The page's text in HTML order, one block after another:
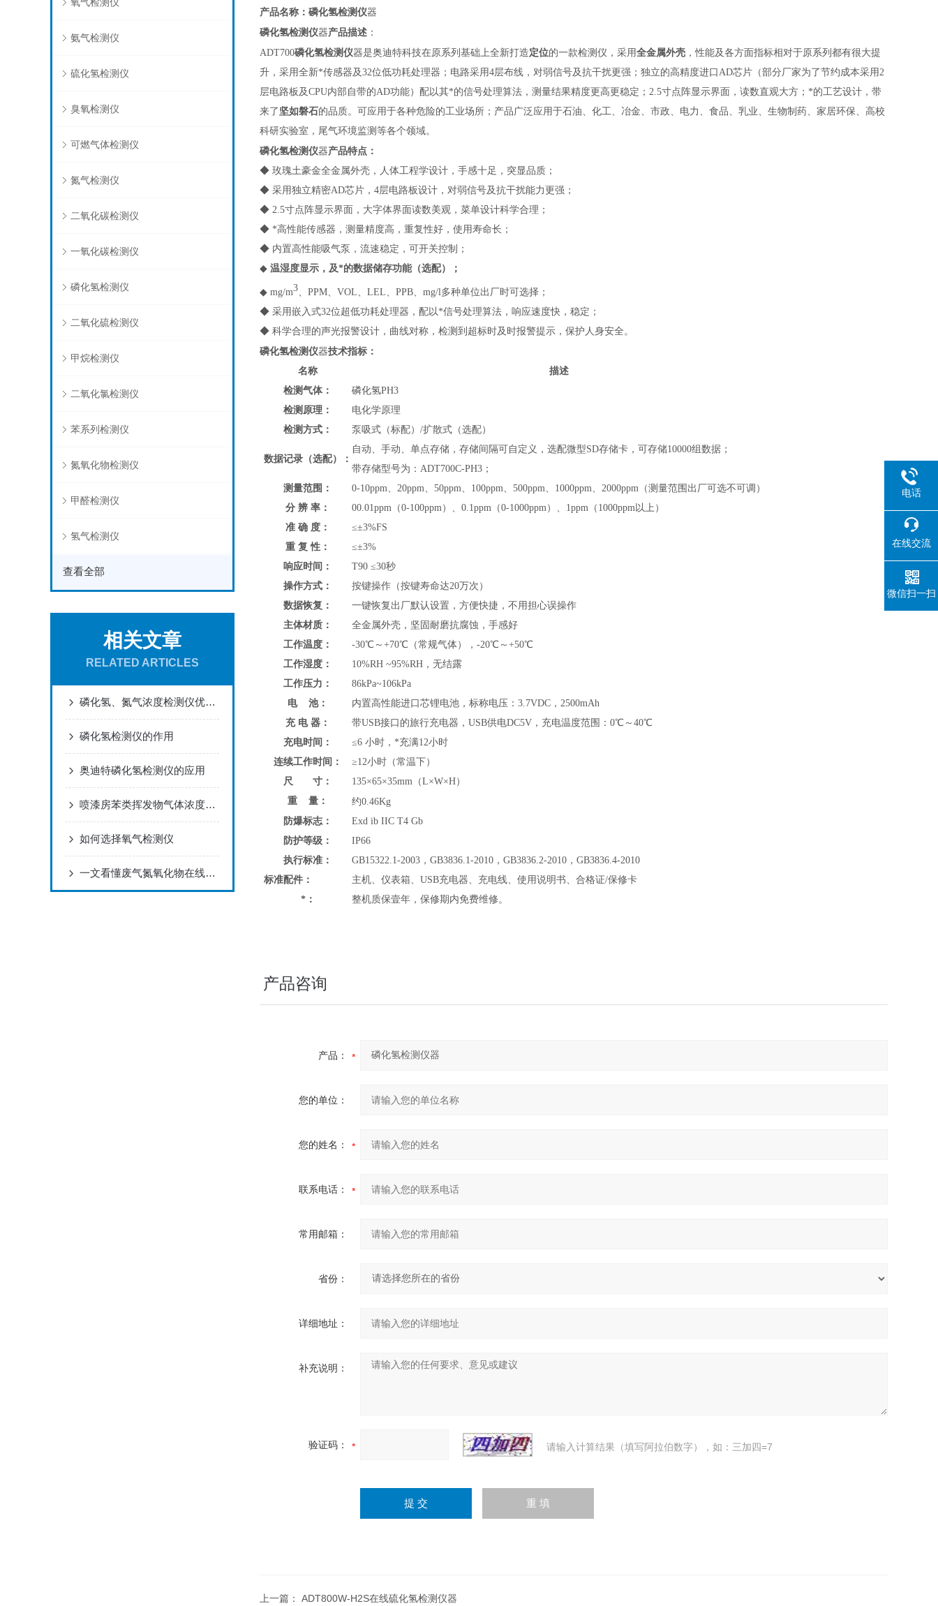
氨气检测仪
硫化氢检测仪
臭氧检测仪
可燃气体检测仪
氮气检测仪
二氧化碳检测仪
一氧化碳检测仪
磷化氢检测仪
二氧化硫检测仪
甲烷检测仪
二氧化氯检测仪
苯系列检测仪
氮氧化物检测仪
甲醛检测仪
氢气检测仪
查看全部
相关文章
RELATED ARTICLES
磷化氢、氮气浓度检测仪优质供应商推荐奥迪特，口碑佳
磷化氢检测仪的作用
奥迪特磷化氢检测仪的应用
喷漆房苯类挥发物气体浓度监控解决方案
如何选择氧气检测仪
一文看懂废气氮氧化物在线监测系统
产品名称 ： 磷化氢检测仪器
磷化氢检测仪器产品描述 ：
ADT700磷化氢检测仪器是奥迪特科技在原系列基础上全新打造定位的一款检测仪，采用全金属外壳 ，性能及各方面指标相对于原系列都有很大提
升，采用全新*传感器及32位低功耗处理器；电路采用4层布线，对弱信号及抗干扰更强；独立的高精度进口AD芯片（部分厂家为了节约成本采用2
层电路板及CPU内部自带的AD功能）配以其*的信号处理算法，测量结果精度更高更稳定；2.5寸点阵显示界面，读数直观大方；*的工艺设计，带
来了 坚如磐石的品质。可应用于各种危险的工业场所；产品广泛应用于石油、化工、冶金、市政、电力、食品、乳业、 生物制药、家居环保、高校
科研实验室，尾气环境监测 等各个领域。
磷化氢检测仪器产品特点 ：
◆ 玫瑰土豪金全金属外壳，人体工程学设计，手感十足，突显品质；
◆ 采用独立精密AD芯片，4层电路板设计，对弱信号及抗干扰能力更强；
◆ 2.5寸点阵显示界面，大字体界面读数美观，菜单设计科学合理；
◆ *高性能传感器，测量精度高，重复性好，使用寿命长；
◆ 内置高性能吸气泵，流速稳定，可开关控制；
◆ 温湿度显示，及*的数据储存功能（选配）；
◆ mg/m3 、PPM、VOL、LEL、PPB、mg/l多种单位出厂时可选择；
◆ 采用嵌入式32位超低功耗处理器，配以*信号处理算法，响应速度快，稳定；
◆ 科学合理的声光报警设计，曲线对称，检测到超标时及时报警提示，保护人身安全。
磷化氢检测仪器技术指标 ：
名称
描述
检测气体：
磷化氢PH3
检测原理：
电化学原理
检测方式：
泵吸式（标配）/扩散式（选配）
数据记录（选配）：
自动、手动、单点存储，存储间隔可自定义，选配微型SD存储卡，可存储10000组数据；
带存储型号为：ADT700C-PH3；
测量范围：
0-10ppm、20ppm、50ppm、100ppm、500ppm、1000ppm、2000ppm（测量范围出厂可选不可调）
分 辨 率：
00.01ppm（0-100ppm）、0.1ppm（0-1000ppm）、1ppm（1000ppm以上）
准 确 度：
≤±3%FS
重 复 性：
≤±3%
响应时间：
T90 ≤30秒
操作方式：
按键操作（按键寿命达20万次）
数据恢复：
一键恢复出厂默认设置，方便快捷，不用担心误操作
主体材质：
全金属外壳，坚固耐磨抗腐蚀，手感好
工作温度：
-30℃～+70℃（常规气体），-20℃～+50℃
工作湿度：
10%RH ~95%RH，无结露
工作压力：
86kPa~106kPa
电 池：
内置高性能进口芯锂电池，标称电压：3.7VDC，2500mAh
充 电 器：
带USB接口的旅行充电器，USB供电DC5V，充电温度范围：0℃～40℃
充电时间：
≤6 小时，*充满12小时
连续工作时间：
≥12小时（常温下）
尺 寸：
135×65×35mm（L×W×H）
重 量：
约0.46Kg
防爆标志：
Exd ib IIC T4 Gb
防护等级：
IP66
执行标准：
GB15322.1-2003，GB3836.1-2010，GB3836.2-2010，GB3836.4-2010
标准配件：
主机、仪表箱、USB充电器、充电线、使用说明书、合格证/保修卡
*：
整机质保壹年，保修期内免费维修。
产品咨询
产品：
您的单位：
您的姓名：
联系电话：
常用邮箱：
省份：
详细地址：
补充说明：
验证码： 请输入计算结果（填写阿拉伯数字），如：三加四=7
上一篇： ADT800W-H2S在线硫化氢检测仪器
电话
在线交流
微信扫一扫